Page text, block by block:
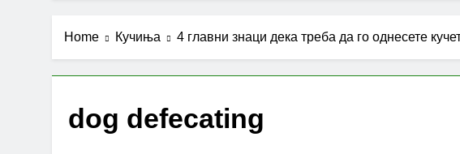
Home Кучиња 4 главни знаци дека треба да го однесете
dog defecating